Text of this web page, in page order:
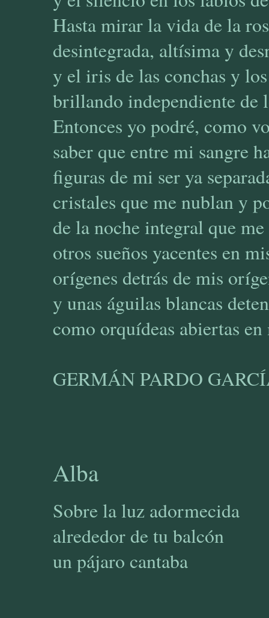
Hasta mirar la vida de la
desintegrada, altísima y
y el iris de las conchas y
brillando independiente de
Entonces yo podré, como
saber que entre mi sangre
figuras de mi ser ya
cristales que me nublan y
de la noche integral que
otros sueños yacentes en
orígenes detrás de mis
y unas águilas blancas
como orquídeas abiertas
GERMÁN PARDO
Alba
Sobre la luz adormecida
alrededor de tu balcón
un pájaro cantaba